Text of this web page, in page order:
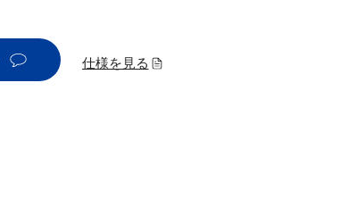
仕様を見る